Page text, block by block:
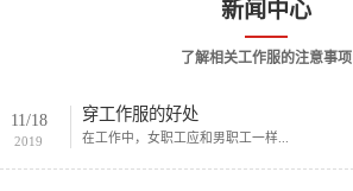
新闻中心
了解相关工作服的注意事项
11/18
2019
穿工作服的好处
在工作中，女职工应和男职工一样...